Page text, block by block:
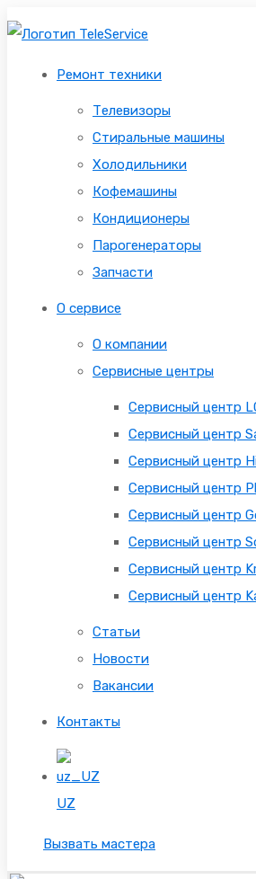
Ремонт техники
Телевизоры
Стиральные машины
Холодильники
Кофемашины
Кондиционеры
Парогенераторы
Запчасти
О сервисе
О компании
Сервисные центры
Сервисный центр
Сервисный центр
Сервисный центр
Сервисный центр
Сервисный центр
Сервисный центр
Сервисный центр
Сервисный центр
Статьи
Новости
Вакансии
Контакты
UZ
Вызвать мастера